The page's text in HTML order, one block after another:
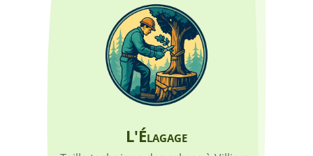
L'Élagage